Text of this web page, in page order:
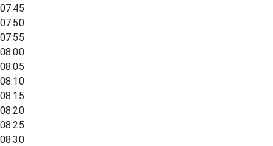
07:45
07:50
07:55
08:00
08:05
08:10
08:15
08:20
08:25
08:30